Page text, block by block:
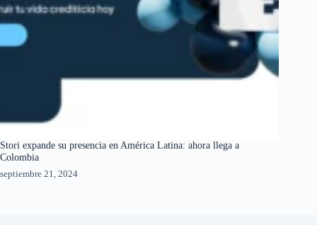
Stori expande su presencia en América Latina: ahora llega a
Colombia
septiembre 21, 2024